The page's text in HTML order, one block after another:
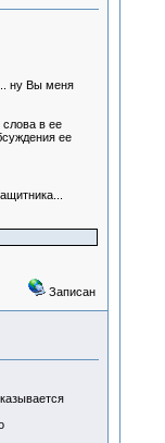
ну Вы меня
в ее
ее
Записан